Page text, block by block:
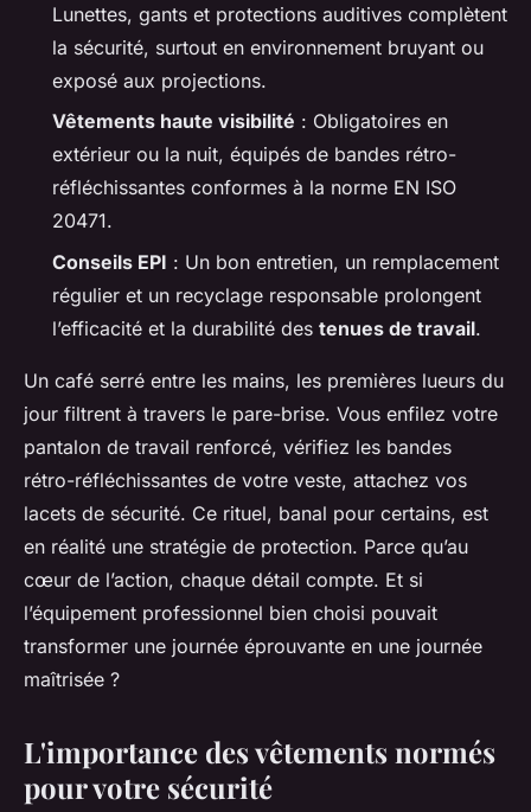
Lunettes, gants et protections auditives complètent
la sécurité, surtout en environnement bruyant ou
exposé aux projections.
Vêtements haute visibilité : Obligatoires en
extérieur ou la nuit, équipés de bandes rétro-
réfléchissantes conformes à la norme EN ISO
20471.
Conseils EPI : Un bon entretien, un remplacement
régulier et un recyclage responsable prolongent
l’efficacité et la durabilité des tenues de travail.
Un café serré entre les mains, les premières lueurs du
jour filtrent à travers le pare-brise. Vous enfilez votre
pantalon de travail renforcé, vérifiez les bandes
rétro-réfléchissantes de votre veste, attachez vos
lacets de sécurité. Ce rituel, banal pour certains, est
en réalité une stratégie de protection. Parce qu’au
cœur de l’action, chaque détail compte. Et si
l’équipement professionnel bien choisi pouvait
transformer une journée éprouvante en une journée
maîtrisée ?
L'importance des vêtements normés
pour votre sécurité